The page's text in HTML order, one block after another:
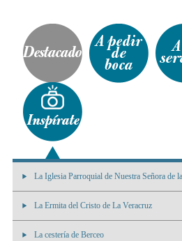
La Iglesia Parroquial de Nuestra Señora de
La Ermita del Cristo de La Veracruz
La cestería de Berceo